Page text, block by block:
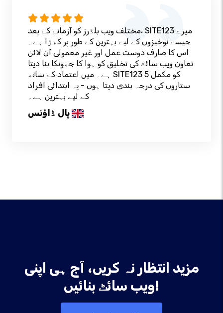
مختلف ویب بلڈرز کو آزمانے کے بعد، SITE123 میرے
جیسے نوخیزوں کے لیے بہترین کے طور پر کھڑا ہے۔
اس کا صارف دوست عمل اور غیر معمولی آن لائن
تعاون ویب سائٹ کی تخلیق کو ہوا کا جھونکا بنا دیتا
ہے۔ میں اعتماد کے ساتھ SITE123 کو مکمل 5
ستاروں کی درجہ بندی دیتا ہوں - یہ ابتدائی افراد
کے لیے بہترین ہے۔
پال ڈاؤنس
مزید انتظار نہ کریں، آج ہی اپنی
ویب سائٹ بنائیں!